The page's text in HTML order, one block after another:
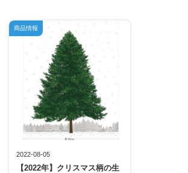
2022-08-05
【2022年】クリスマス柄の生
商品情報